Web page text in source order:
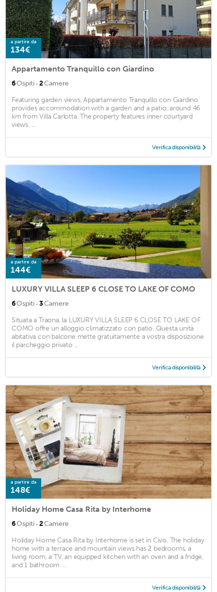
a partire da
134€
Appartamento Tranquillo con Giardino
6Ospiti · 2Camere
Featuring garden views, Appartamento Tranquillo con Giardino
provides accommodation with a garden and a patio, around 46
km from Villa Carlotta. The property features inner courtyard
views. ...
Verifica disponibilità
a partire da
144€
LUXURY VILLA SLEEP 6 CLOSE TO LAKE OF COMO
6Ospiti · 3Camere
Situata a Traona, la LUXURY VILLA SLEEP 6 CLOSE TO LAKE OF
COMO offre un alloggio climatizzato con patio. Questa unità
abitativa con balcone mette gratuitamente a vostra disposizione
il parcheggio privato ...
Verifica disponibilità
a partire da
148€
Holiday Home Casa Rita by Interhome
6Ospiti · 2Camere
Holiday Home Casa Rita by Interhome is set in Civo. The holiday
home with a terrace and mountain views has 2 bedrooms, a
living room, a TV, an equipped kitchen with an oven and a fridge,
and 1 bathroom ...
Verifica disponibilità